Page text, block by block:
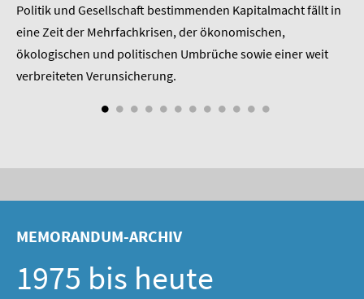
Termine
Newsletter
Politik und Gesellschaft bestimmenden Kapitalmacht fällt in
eine Zeit der Mehrfachkrisen, der ökonomischen,
ökologischen und politischen Umbrüche sowie einer weit
verbreiteten Verunsicherung.
MEMORANDUM-ARCHIV
1975 bis heute